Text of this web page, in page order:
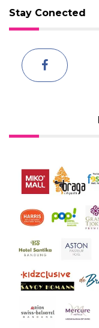
Stay Conected